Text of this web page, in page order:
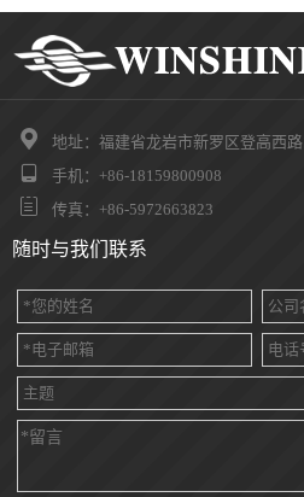
 地址：福建省龙岩市新罗区登高西
 手机：+86-18159800908
 传真：+86-5972663823
随时与我们联系